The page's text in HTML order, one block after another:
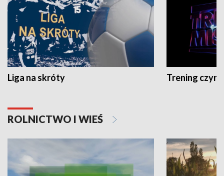
Liga na skróty Trening czyni
ROLNICTWO I WIEŚ